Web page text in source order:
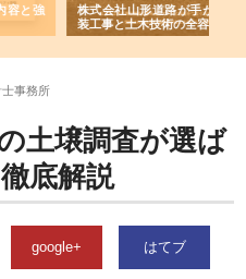
株式会社山形道路が手がける舗
装工事と土木技術の全容
事務所
土壌調査が選ば
底解説
google+ はてブ